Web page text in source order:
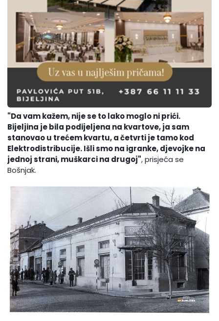
"Da vam kažem, nije se to lako moglo ni prići.
Bijeljina je bila podijeljena na kvartove, ja sam
stanovao u trećem kvartu, a četvrti je tamo kod
Elektrodistribucije. Išli smo na igranke, djevojke na
jednoj strani, muškarci na drugoj", prisjeća se
Bošnjak.